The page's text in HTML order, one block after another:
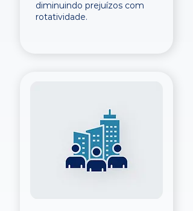
diminuindo prejuízos com
rotatividade.